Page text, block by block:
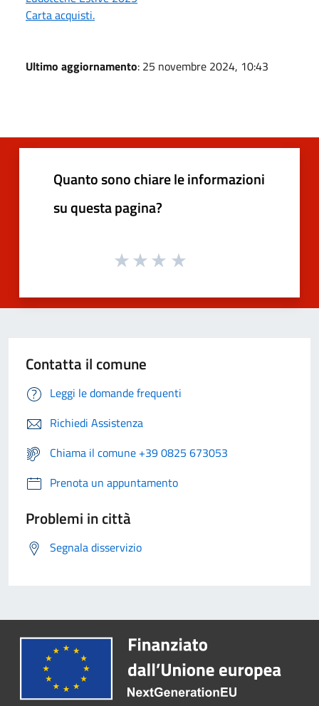
Carta acquisti.
Ultimo aggiornamento: 25 novembre 2024, 10:43
Quanto sono chiare le informazioni
su questa pagina?
Contatta il comune
Leggi le domande frequenti
Richiedi Assistenza
Chiama il comune +39 0825 673053
Prenota un appuntamento
Problemi in città
Segnala disservizio